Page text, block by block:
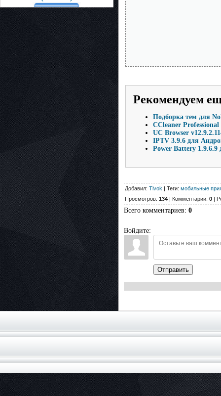
Рекомендуем
Подборка тем для
CCleaner
UC Browser
IPTV 3.9.6 для
Power Battery 1.9.6.9
Добавил: Tivok | Теги: мобильные
Просмотров: 134 | Комментарии: 0 |
Всего комментариев: 0
Войдите:
Отправить